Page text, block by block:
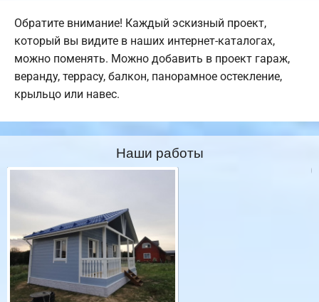
Обратите внимание! Каждый эскизный проект,
который вы видите в наших интернет-каталогах,
можно поменять. Можно добавить в проект гараж,
веранду, террасу, балкон, панорамное остекление,
крыльцо или навес.
Наши работы